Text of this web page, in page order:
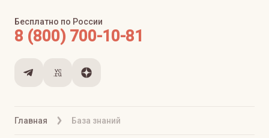
Главная База знаний
Бесплатно по России
8 (800) 700-10-81